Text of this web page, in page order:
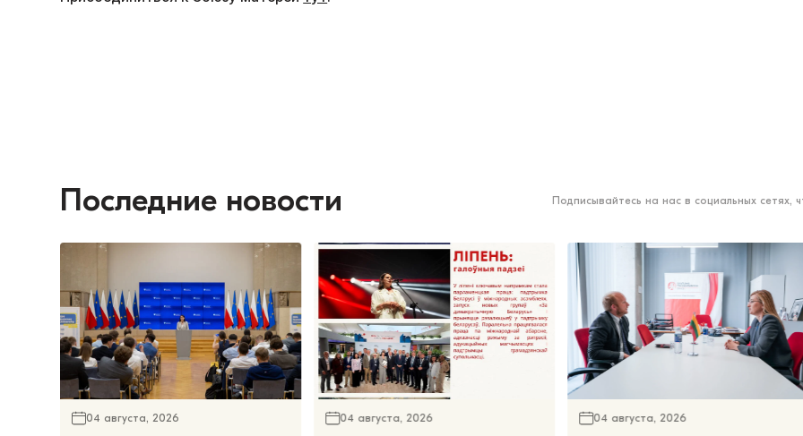
Последние новости Подписывайтесь на нас в социальных сетях,
04 августа, 2026 04 августа, 2026 04 августа, 2026